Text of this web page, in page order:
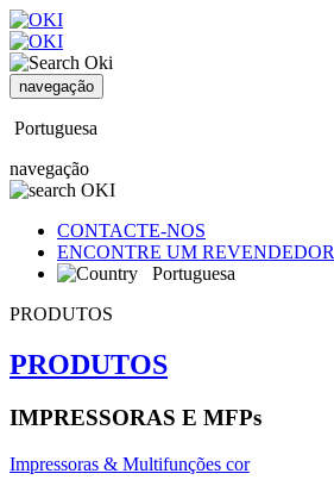
navegação
Portuguesa
navegação
CONTACTE-NOS
ENCONTRE UM REVENDEDOR
Portuguesa
PRODUTOS
PRODUTOS
IMPRESSORAS E MFPs
Impressoras & Multifunções cor